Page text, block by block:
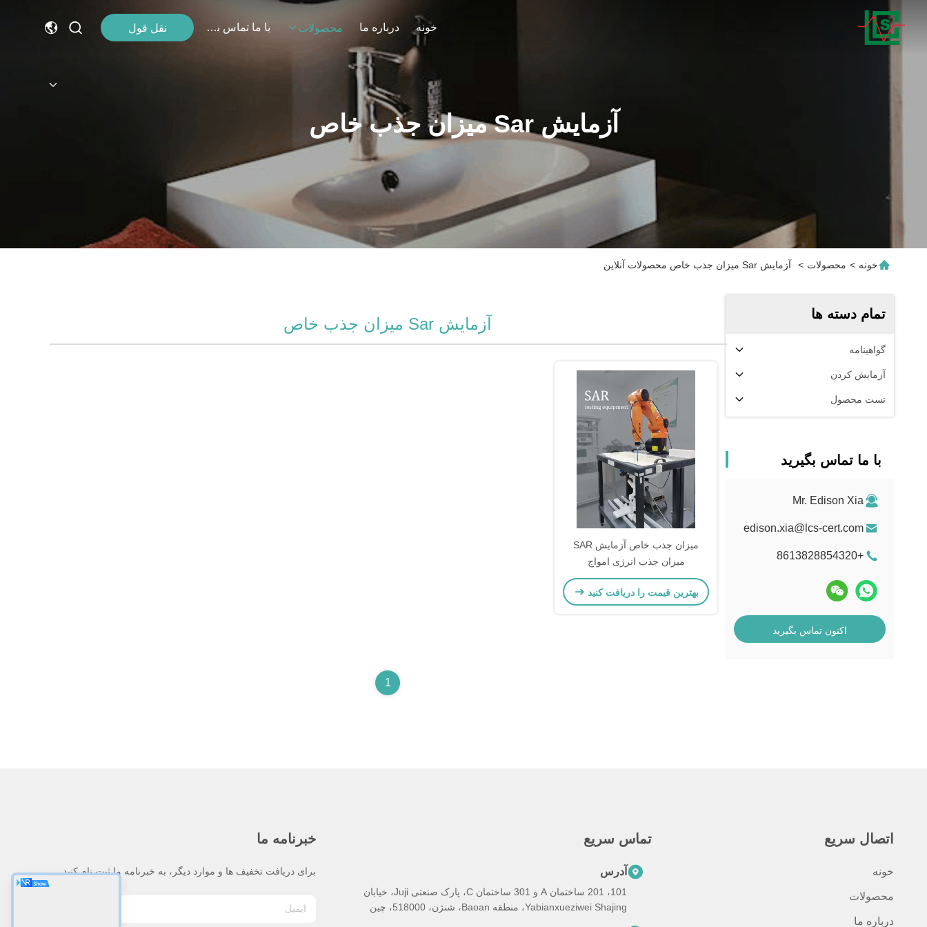
خونه درباره ما محصولات با ما تماس بگیرید نقل قول
آزمایش Sar میزان جذب خاص
خونه > محصولات > آزمایش Sar میزان جذب خاص محصولات آنلاین
تمام دسته ها
گواهینامه
آزمایش کردن
تست محصول
با ما تماس بگیرید
Mr. Edison Xia
edison.xia@lcs-cert.com
+8613828854320
اکنون تماس بگیرید
آزمایش Sar میزان جذب خاص
میزان جذب خاص آزمایش SAR
میزان جذب انرژی امواج
الکترومغناطیسی تلفن های همراه بی
سیم
بهترین قیمت را دریافت کنید
1
اتصال سریع
خونه
محصولات
درباره ما
تماس سریع
آدرس
101، 201 ساختمان A و 301 ساختمان C، پارک صنعتی Juji، خیابان
Yabianxueziwei Shajing، منطقه Baoan، شنژن، 518000، چین
خبرنامه ما
برای دریافت تخفیف ها و موارد دیگر، به خبرنامه ما ثبت نام کنید.